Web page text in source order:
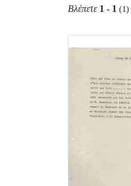
Βλέπετε 1 - 1 (1)